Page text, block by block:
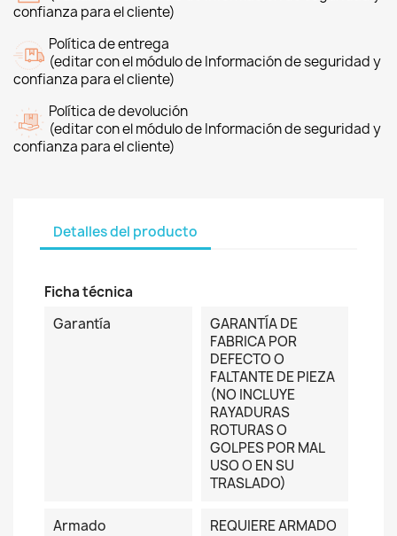
confianza para el cliente)
Política de entrega
(editar con el módulo de Información de seguridad y
confianza para el cliente)
Política de devolución
(editar con el módulo de Información de seguridad y
confianza para el cliente)
Detalles del producto
Ficha técnica
Garantía
GARANTÍA DE
FABRICA POR
DEFECTO O
FALTANTE DE PIEZA
(NO INCLUYE
RAYADURAS
ROTURAS O
GOLPES POR MAL
USO O EN SU
TRASLADO)
Armado REQUIERE ARMADO